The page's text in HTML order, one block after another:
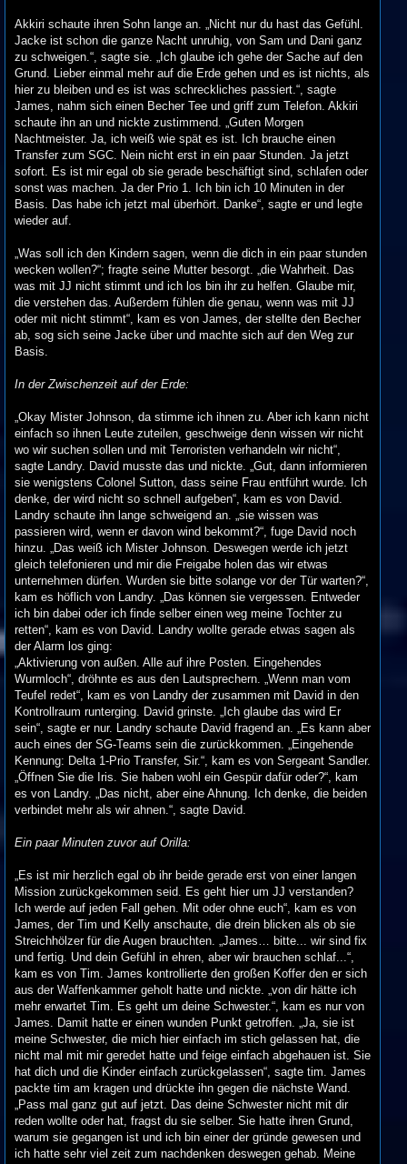
Akkiri schaute ihren Sohn lange an. „Nicht nur du hast das Gefühl.
Jacke ist schon die ganze Nacht unruhig, von Sam und Dani ganz
zu schweigen.“, sagte sie. „Ich glaube ich gehe der Sache auf den
Grund. Lieber einmal mehr auf die Erde gehen und es ist nichts, als
hier zu bleiben und es ist was schreckliches passiert.“, sagte
James, nahm sich einen Becher Tee und griff zum Telefon. Akkiri
schaute ihn an und nickte zustimmend. „Guten Morgen
Nachtmeister. Ja, ich weiß wie spät es ist. Ich brauche einen
Transfer zum SGC. Nein nicht erst in ein paar Stunden. Ja jetzt
sofort. Es ist mir egal ob sie gerade beschäftigt sind, schlafen oder
sonst was machen. Ja der Prio 1. Ich bin ich 10 Minuten in der
Basis. Das habe ich jetzt mal überhört. Danke“, sagte er und legte
wieder auf.
„Was soll ich den Kindern sagen, wenn die dich in ein paar stunden
wecken wollen?“; fragte seine Mutter besorgt. „die Wahrheit. Das
was mit JJ nicht stimmt und ich los bin ihr zu helfen. Glaube mir,
die verstehen das. Außerdem fühlen die genau, wenn was mit JJ
oder mit nicht stimmt“, kam es von James, der stellte den Becher
ab, sog sich seine Jacke über und machte sich auf den Weg zur
Basis.
In der Zwischenzeit auf der Erde:
„Okay Mister Johnson, da stimme ich ihnen zu. Aber ich kann nicht
einfach so ihnen Leute zuteilen, geschweige denn wissen wir nicht
wo wir suchen sollen und mit Terroristen verhandeln wir nicht“,
sagte Landry. David musste das und nickte. „Gut, dann informieren
sie wenigstens Colonel Sutton, dass seine Frau entführt wurde. Ich
denke, der wird nicht so schnell aufgeben“, kam es von David.
Landry schaute ihn lange schweigend an. „sie wissen was
passieren wird, wenn er davon wind bekommt?“, fuge David noch
hinzu. „Das weiß ich Mister Johnson. Deswegen werde ich jetzt
gleich telefonieren und mir die Freigabe holen das wir etwas
unternehmen dürfen. Wurden sie bitte solange vor der Tür warten?“,
kam es höflich von Landry. „Das können sie vergessen. Entweder
ich bin dabei oder ich finde selber einen weg meine Tochter zu
retten“, kam es von David. Landry wollte gerade etwas sagen als
der Alarm los ging:
„Aktivierung von außen. Alle auf ihre Posten. Eingehendes
Wurmloch“, dröhnte es aus den Lautsprechern. „Wenn man vom
Teufel redet“, kam es von Landry der zusammen mit David in den
Kontrollraum runterging. David grinste. „Ich glaube das wird Er
sein“, sagte er nur. Landry schaute David fragend an. „Es kann aber
auch eines der SG-Teams sein die zurückkommen. „Eingehende
Kennung: Delta 1-Prio Transfer, Sir.“, kam es von Sergeant Sandler.
„Öffnen Sie die Iris. Sie haben wohl ein Gespür dafür oder?“, kam
es von Landry. „Das nicht, aber eine Ahnung. Ich denke, die beiden
verbindet mehr als wir ahnen.“, sagte David.
Ein paar Minuten zuvor auf Orilla:
„Es ist mir herzlich egal ob ihr beide gerade erst von einer langen
Mission zurückgekommen seid. Es geht hier um JJ verstanden?
Ich werde auf jeden Fall gehen. Mit oder ohne euch“, kam es von
James, der Tim und Kelly anschaute, die drein blicken als ob sie
Streichhölzer für die Augen brauchten. „James… bitte... wir sind fix
und fertig. Und dein Gefühl in ehren, aber wir brauchen schlaf...“,
kam es von Tim. James kontrollierte den großen Koffer den er sich
aus der Waffenkammer geholt hatte und nickte. „von dir hätte ich
mehr erwartet Tim. Es geht um deine Schwester.“, kam es nur von
James. Damit hatte er einen wunden Punkt getroffen. „Ja, sie ist
meine Schwester, die mich hier einfach im stich gelassen hat, die
nicht mal mit mir geredet hatte und feige einfach abgehauen ist. Sie
hat dich und die Kinder einfach zurückgelassen“, sagte tim. James
packte tim am kragen und drückte ihn gegen die nächste Wand.
„Pass mal ganz gut auf jetzt. Das deine Schwester nicht mit dir
reden wollte oder hat, fragst du sie selber. Sie hatte ihren Grund,
warum sie gegangen ist und ich bin einer der gründe gewesen und
ich hatte sehr viel zeit zum nachdenken deswegen gehab. Meine